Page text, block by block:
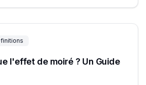
l'effet de moiré ? Un Guide